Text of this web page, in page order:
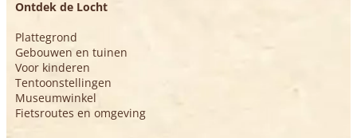
Ontdek de Locht
Plattegrond
Gebouwen en tuinen
Voor kinderen
Tentoonstellingen
Museumwinkel
Fietsroutes en omgeving